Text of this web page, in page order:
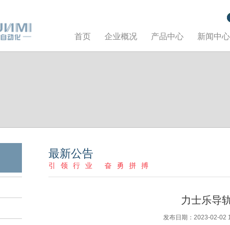
首页 企业概况 产品中心 新闻中心
最新公告
引领行业 奋勇拼搏
力士乐导
发布日期：2023-02-